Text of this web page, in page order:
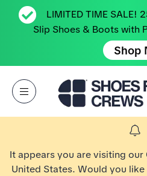
LIMITED TIME SALE!
Slip Shoes & Boots with
Shop
Open Menu
Aller à la page d’accueil Shoes For Crews
It appears you are visiting
United States. Would you